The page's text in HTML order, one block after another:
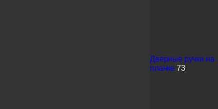
Дверные ручки на
планке 73